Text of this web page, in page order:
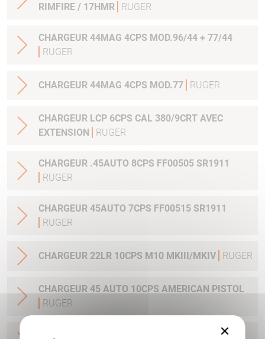
RIMFIRE / 17HMR
RUGER
CHARGEUR 44MAG 4CPS MOD.96/44 + 77/44
RUGER
CHARGEUR 44MAG 4CPS MOD.77 RUGER
CHARGEUR LCP 6CPS CAL 380/9CRT AVEC
EXTENSION
RUGER
CHARGEUR .45AUTO 8CPS FF00505 SR1911
RUGER
CHARGEUR 45AUTO 7CPS FF00515 SR1911
RUGER
CHARGEUR 22LR 10CPS M10 MKIII/MKIV RUGER
CHARGEUR 45 AUTO 10CPS AMERICAN PISTOL
RUGER
CHARGEUR 9 MM LUGER AMERICAN PISTOL
×